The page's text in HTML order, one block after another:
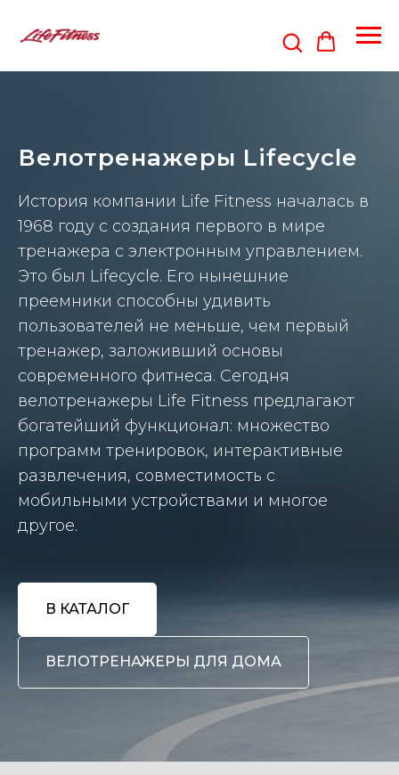
Велотренажеры Lifecycle
История компании Life Fitness началась в
1968 году с создания первого в мире
тренажера с электронным управлением.
Это был Lifecycle. Его нынешние
преемники способны удивить
пользователей не меньше, чем первый
тренажер, заложивший основы
современного фитнеса. Сегодня
велотренажеры Life Fitness предлагают
богатейший функционал: множество
программ тренировок, интерактивные
развлечения, совместимость с
мобильными устройствами и многое
другое.
В КАТАЛОГ
ВЕЛОТРЕНАЖЕРЫ ДЛЯ ДОМА